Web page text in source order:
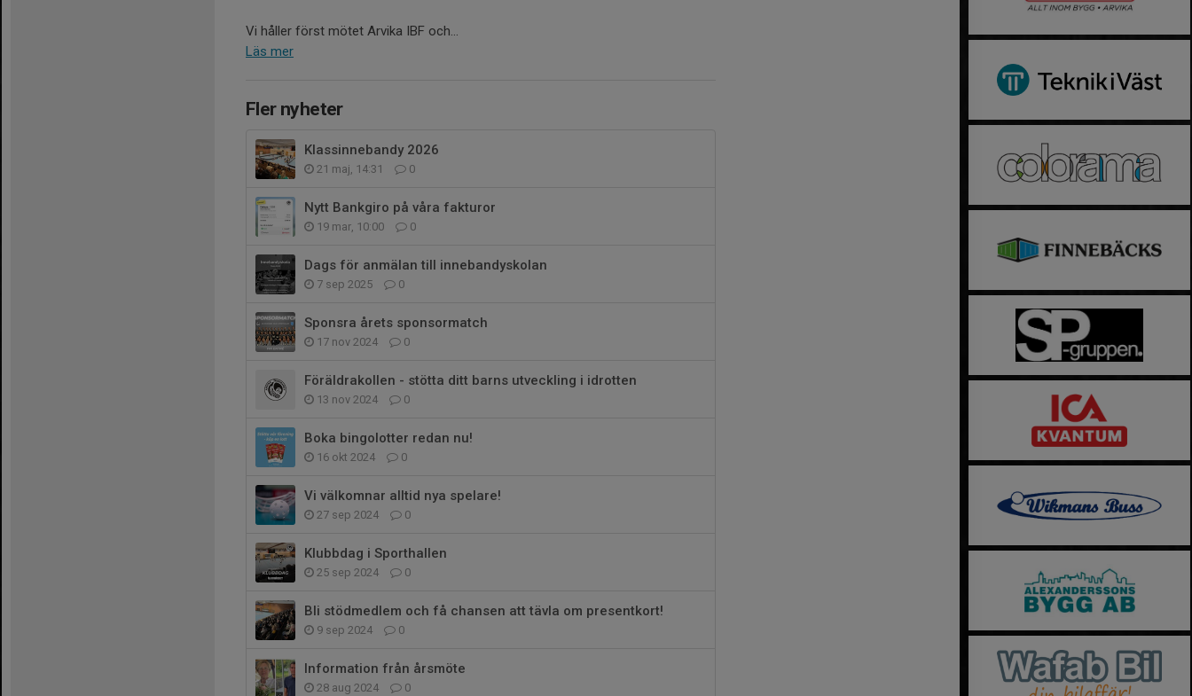
Vi håller först mötet Arvika IBF och...
Läs mer
Fler nyheter
Klassinnebandy 2026
21 maj, 14:31 0
Nytt Bankgiro på våra fakturor
19 mar, 10:00 0
Dags för anmälan till innebandyskolan
7 sep 2025 0
Sponsra årets sponsormatch
17 nov 2024 0
Föräldrakollen - stötta ditt barns utveckling i idrotten
13 nov 2024 0
Boka bingolotter redan nu!
16 okt 2024 0
Vi välkomnar alltid nya spelare!
27 sep 2024 0
Klubbdag i Sporthallen
25 sep 2024 0
Bli stödmedlem och få chansen att tävla om presentkort!
9 sep 2024 0
Information från årsmöte
28 aug 2024 0